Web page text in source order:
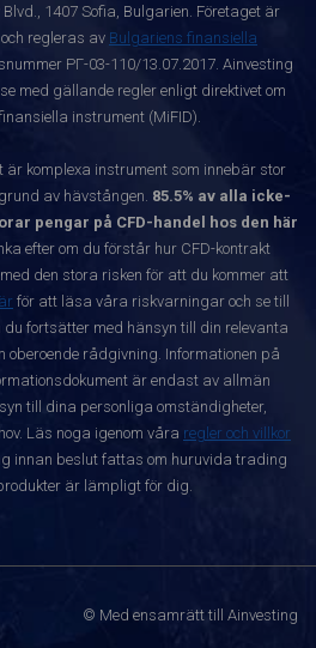
1407 Sofia, Bulgarien. Företaget är
regleras av Bulgariens finansiella
РГ-03-110/13.07.2017. Ainvesting
med gällande regler enligt direktivet om
instrument (MiFID).
är komplexa instrument som innebär stor
av hävstången. 85.5% av alla icke-
pengar på CFD-handel hos den här
efter om du förstår hur CFD-kontrakt
den stora risken för att du kommer att
för att läsa våra riskvarningar och se till
fortsätter med hänsyn till din relevanta
oberoende rådgivning. Informationen på
är endast av allmän
till dina personliga omständigheter,
Läs noga igenom våra regler och villkor
innan beslut fattas om huruvida trading
är lämpligt för dig.
© Med ensamrätt till Ainvesting